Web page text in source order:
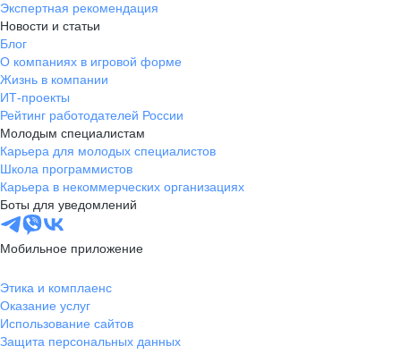
Экспертная рекомендация
Новости и статьи
Блог
О компаниях в игровой форме
Жизнь в компании
ИТ-проекты
Рейтинг работодателей России
Молодым специалистам
Карьера для молодых специалистов
Школа программистов
Карьера в некоммерческих организациях
Боты для уведомлений
Мобильное приложение
Этика и комплаенс
Оказание услуг
Использование сайтов
Защита персональных данных